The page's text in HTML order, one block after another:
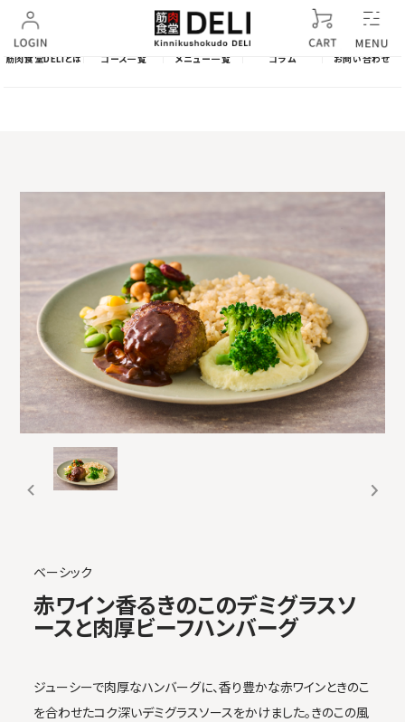
筋肉食堂DELIとは コース一覧 メニュー一覧 コラム お問い合わせ
ベーシック
赤ワイン香るきのこのデミグラスソ
ースと肉厚ビーフハンバーグ
ジューシーで肉厚なハンバーグに、香り豊かな赤ワインときのこ
を合わせたコク深いデミグラスソースをかけました。きのこの風